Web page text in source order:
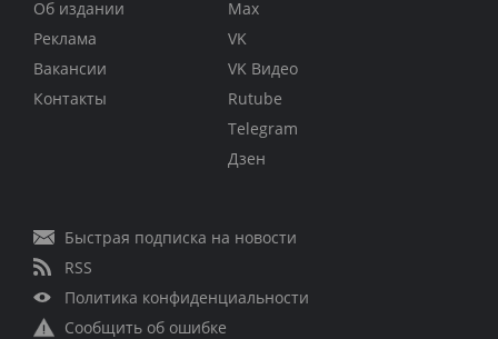
Об издании
Реклама
Вакансии
Контакты
Max
VK
VK Видео
Rutube
Telegram
Дзен
Быстрая подписка на новости
RSS
Политика конфиденциальности
Сообщить об ошибке